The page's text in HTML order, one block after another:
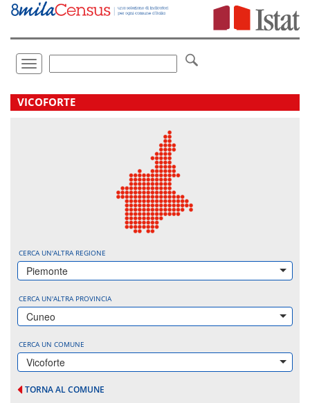
Vai
direttamente
Toggle
navigation
.
VICOFORTE
CERCA UN'ALTRA REGIONE
Piemonte
CERCA UN'ALTRA PROVINCIA
Cuneo
CERCA UN COMUNE
Vicoforte
TORNA AL COMUNE